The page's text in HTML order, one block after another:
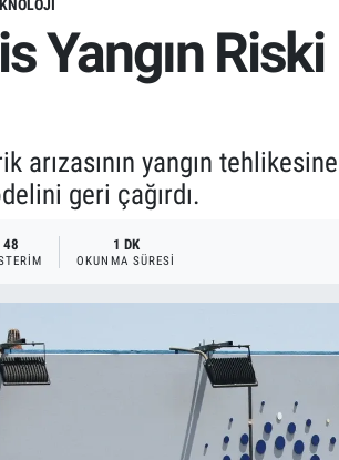
Yangın
arızasının yangın
geri çağırdı.
48 1 DK
OKUNMA SÜRESI